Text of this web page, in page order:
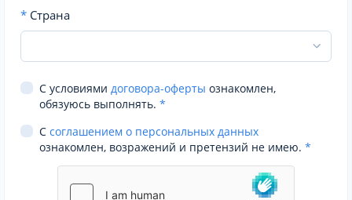
* Страна
С условиями договора-оферты ознакомлен,
обязуюсь выполнять. *
С соглашением о персональных данных
ознакомлен, возражений и претензий не имею. *